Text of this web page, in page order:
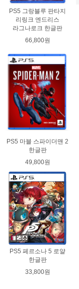
PS5 그랑블루 판타지
리링크 엔드리스
라그나로크 한글판
66,800원
PS5 마블 스파이더맨 2
한글판
49,800원
PS5 페르소나 5 로얄
한글판
33,800원